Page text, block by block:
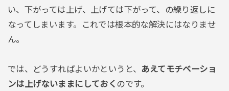
い、下がっては上げ、上げては下がって、の繰り返しに
なってしまいます。これでは根本的な解決にはなりませ
ん。
では、どうすればよいかというと、 あえてモチベーショ
ンは上げないままにしておく のです。